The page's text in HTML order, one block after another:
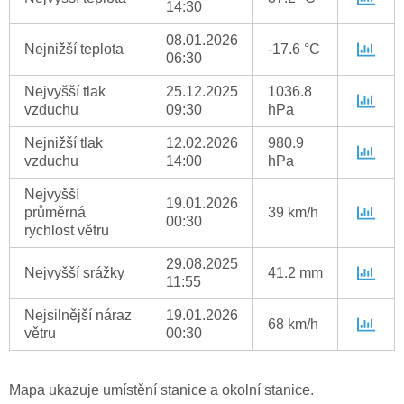
14:30
Nejnižší teplota
08.01.2026
06:30
-17.6 °C
Nejvyšší tlak
vzduchu
25.12.2025
09:30
1036.8
hPa
Nejnižší tlak
vzduchu
12.02.2026
14:00
980.9
hPa
Nejvyšší
průměrná
rychlost větru
19.01.2026
00:30
39 km/h
Nejvyšší srážky
29.08.2025
11:55
41.2 mm
Nejsilnější náraz
větru
19.01.2026
00:30
68 km/h
Mapa ukazuje umístění stanice a okolní stanice.